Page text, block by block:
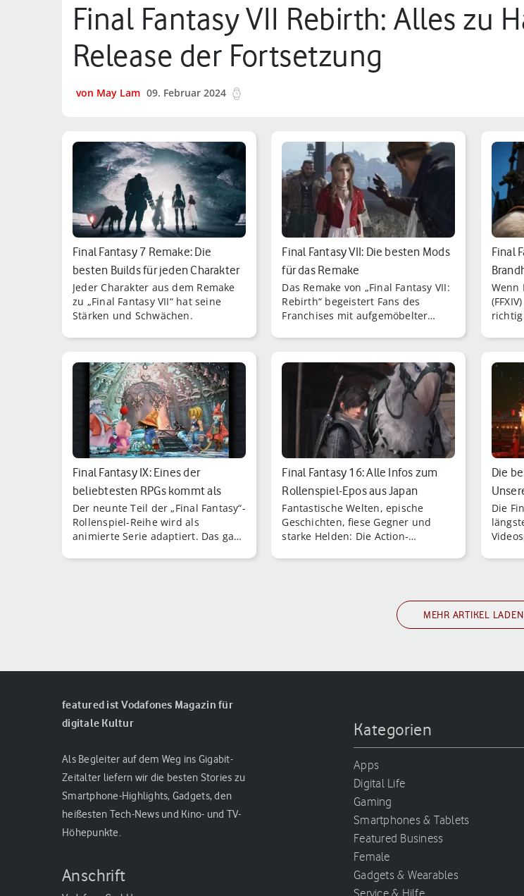
Final Fantasy VII Rebirth: Alles zu
Release der Fortsetzung
von May Lam 09. Februar 2024
Final Fantasy 7 Remake: Die
besten Builds für jeden Charakter
Jeder Charakter aus dem Remake
zu „Final Fantasy VII“ hat seine
Stärken und Schwächen.
Final Fantasy VII: Die besten Mods
für das Remake
Das Remake von „Final Fantasy VII:
Rebirth“ begeistert Fans des
Franchises mit aufgemöbelter
Final
Wenn
Final Fantasy IX: Eines der
beliebtesten RPGs kommt als
Serie
Der neunte Teil der „Final Fantasy“-
Rollenspiel-Reihe wird als
animierte Serie adaptiert. Das gab
Final Fantasy 16: Alle Infos zum
Rollenspiel-Epos aus Japan
Fantastische Welten, epische
Geschichten, fiese Gegner und
starke Helden: Die Action-
Die
Die
MEHR ARTIKEL LADEN
featured ist Vodafones Magazin für
digitale Kultur
Als Begleiter auf dem Weg ins Gigabit-
Zeitalter liefern wir die besten Stories zu
Smartphone-Highlights, Gadgets, den
heißesten Tech-News und Kino- und TV-
Höhepunkte.
Anschrift
Kategorien
Apps
Digital Life
Gaming
Smartphones & Tablets
Featured Business
Female
Gadgets & Wearables